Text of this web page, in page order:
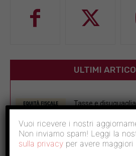
ULTIMI
Tasse e
30 Luglio 2026
Vuoi ricevere i nostri
Non inviamo spam! Leggi la
sulla privacy per avere